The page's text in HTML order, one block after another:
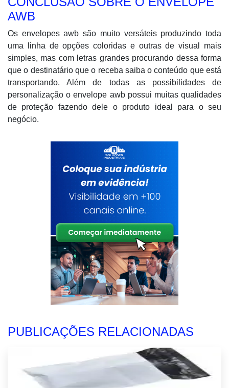
AWB
Os envelopes awb são muito versáteis produzindo toda
uma linha de opções coloridas e outras de visual mais
simples, mas com letras grandes procurando dessa forma
que o destinatário que o receba saiba o conteúdo que está
transportando. Além de todas as possibilidades de
personalização o envelope awb possui muitas qualidades
de proteção fazendo dele o produto ideal para o seu
negócio.
PUBLICAÇÕES RELACIONADAS